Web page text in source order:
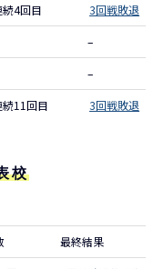
4回目
3回戦敗退
–
–
続11回目 3回戦敗退
校
最終結果